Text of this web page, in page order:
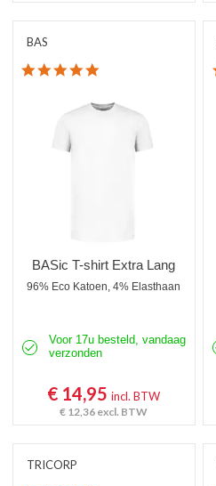
BAS
5.0 star rating
BASic T-shirt Extra Lang
96% Eco Katoen, 4% Elasthaan
Voor 17u besteld, vandaag
verzonden
€ 14,95incl. BTW
€ 12,36 excl. BTW
TRICORP